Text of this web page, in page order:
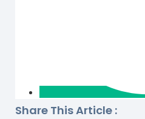
Share This Article :